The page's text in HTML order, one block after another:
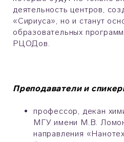
деятельность центров,
«Сириуса», но и станут
образовательных
РЦОДов.
Преподаватели и
профессор, декан
МГУ имени М.В.
направления